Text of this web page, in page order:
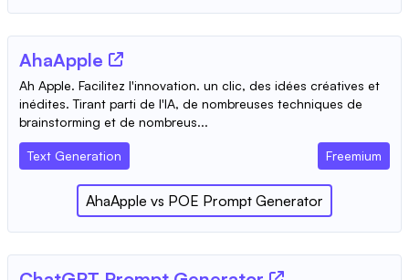
AhaApple
Ah Apple. Facilitez l'innovation. un clic, des idées créatives et
inédites. Tirant parti de l'IA, de nombreuses techniques de
brainstorming et de nombreus...
Text Generation Freemium
AhaApple vs POE Prompt Generator